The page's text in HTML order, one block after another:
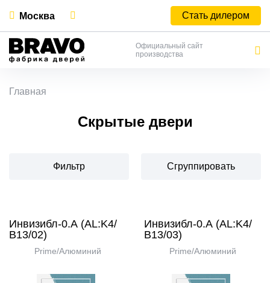
Москва Стать дилером
Официальный сайт
производства
Главная
Скрытые двери
Фильтр Сгруппировать
Инвизибл-0.А (AL:K4/
В13/02)
Prime/Алюминий
Инвизибл-0.А (AL:K4/
В13/03)
Prime/Алюминий